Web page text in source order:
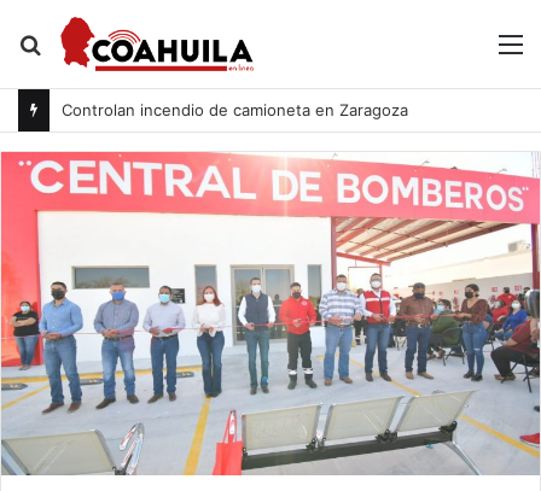
Buscar
Controlan incendio de camioneta en Zaragoza